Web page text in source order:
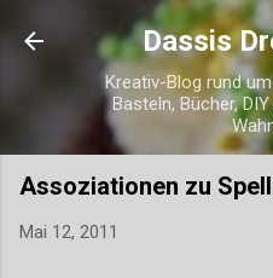
Direkt zum
Dassis
Kreativ-Blog rund
Basteln, Bücher,
Assoziationen zu
Mai 12, 2011